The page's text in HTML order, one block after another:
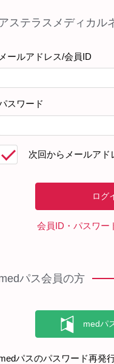
業後、関連病院泌尿器
内外での受賞歴多数。
ステラスメディカル
メールアドレス/会員ID
スワード
次回からメールア
会員ID・パスワー
パス会員の方
パスのパスワード再発